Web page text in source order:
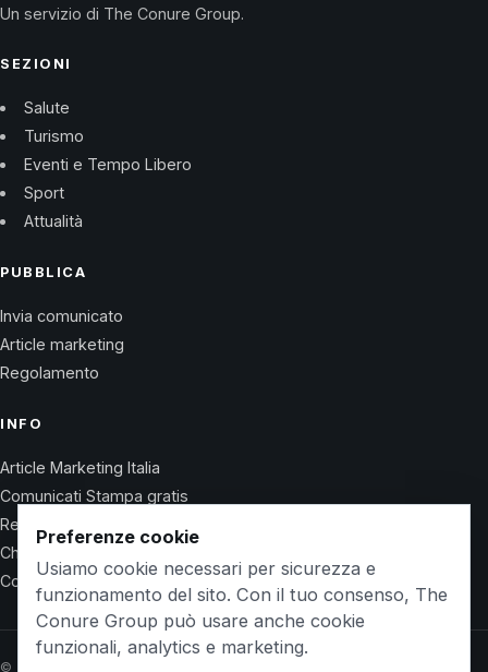
Un servizio di The Conure Group.
SEZIONI
Salute
Turismo
Eventi e Tempo Libero
Sport
Attualità
PUBBLICA
Invia comunicato
Article marketing
Regolamento
INFO
Article Marketing Italia
Comunicati Stampa gratis
Regolamento
Chi Siamo
Contatti
© 2026 Wet Life News · The Conure Group
Preferenze cookie
Usiamo cookie necessari per sicurezza e
funzionamento del sito. Con il tuo consenso, The
Conure Group può usare anche cookie
funzionali, analytics e marketing.